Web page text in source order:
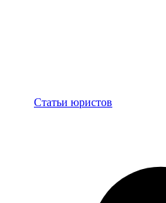
Блог
Статьи юристов